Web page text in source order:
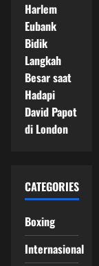
Harlem
Eubank
Bidik
Langkah
Besar saat
Hadapi
David Papot
di London
CATEGORIES
Boxing
Internasional